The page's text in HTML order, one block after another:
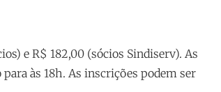
e R$ 182,00 (sócios Sindiserv). As
às 18h. As inscrições podem ser